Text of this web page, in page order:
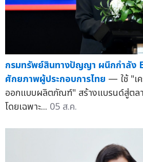
กรมทรัพย์สินทางปัญญา ผนึกกำลัง
ศักยภาพผู้ประกอบการไทย — ใช้ "เ
ออกแบบผลิตภัณฑ์" สร้างแบรนด์สู่ตล
โดยเฉพาะ... 05 ส.ค.